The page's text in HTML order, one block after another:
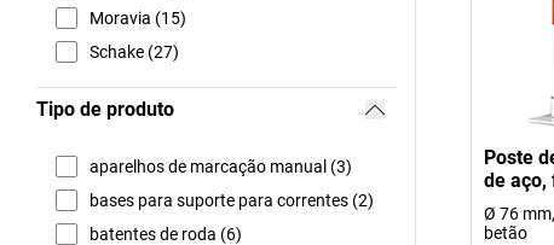
Moravia (15)
Schake (27)
Tipo de produto
aparelhos de marcação manual (3)
bases para suporte para correntes (2)
batentes de roda (6)
Poste
de aço,
Ø 76
betão